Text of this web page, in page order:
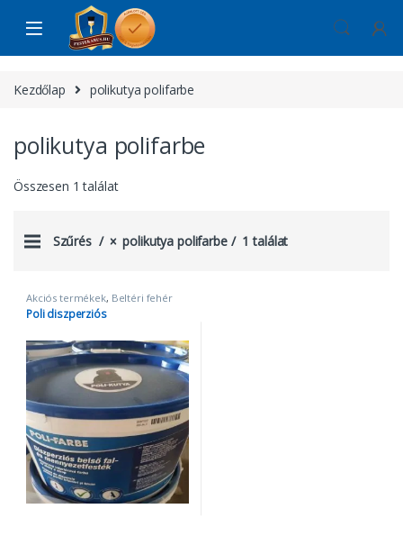
Skip to navigation
Skip to content
Kezdőlap polikutya polifarbe
polikutya polifarbe
Összesen 1 találat
Szűrés polikutya polifarbe 1 találat
Akciós termékek, Beltéri fehér
falfestékek,polidiszperziós
Polikutya,polikutya polifarbe
Poli diszperziós